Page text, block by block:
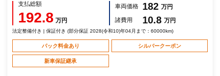
支払総額
192.8 万円
車両価格 182 万円
諸費用
10.8 万円
法定整備付き | 保証付き (部分保証 2028(令和10)年04月まで：60000km)
パック料金あり シルバークーポン
新車保証継承